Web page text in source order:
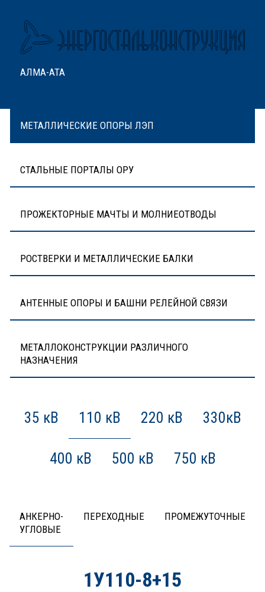
АЛМА-АТА
МЕТАЛЛИЧЕСКИЕ ОПОРЫ ЛЭП
СТАЛЬНЫЕ ПОРТАЛЫ ОРУ
ПРОЖЕКТОРНЫЕ МАЧТЫ И МОЛНИЕОТВОДЫ
РОСТВЕРКИ И МЕТАЛЛИЧЕСКИЕ БАЛКИ
АНТЕННЫЕ ОПОРЫ И БАШНИ РЕЛЕЙНОЙ СВЯЗИ
МЕТАЛЛОКОНСТРУКЦИИ РАЗЛИЧНОГО
НАЗНАЧЕНИЯ
35 кВ 110 кВ 220 кВ 330кВ
400 кВ 500 кВ 750 кВ
АНКЕРНО-
УГЛОВЫЕ
ПЕРЕХОДНЫЕ ПРОМЕЖУТОЧНЫЕ
1У110-8+15